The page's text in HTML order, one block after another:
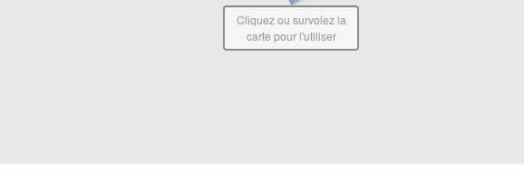
Cliquez ou survolez la
carte pour l'utiliser